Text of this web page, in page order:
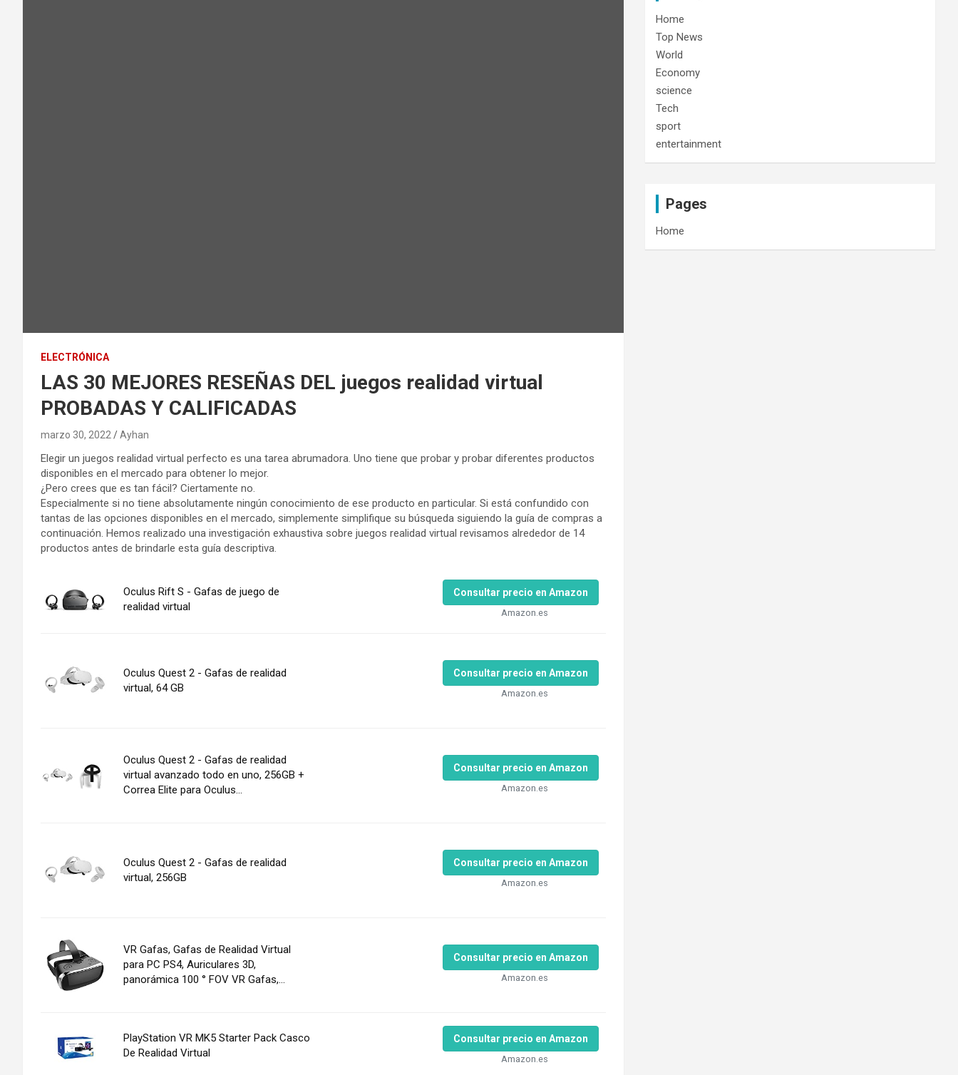
ELECTRÓNICA
LAS 30 MEJORES RESEÑAS DEL juegos realidad virtual
PROBADAS Y CALIFICADAS
marzo 30, 2022 Ayhan
Elegir un juegos realidad virtual perfecto es una tarea abrumadora. Uno tiene que probar y probar diferentes productos
disponibles en el mercado para obtener lo mejor.
¿Pero crees que es tan fácil? Ciertamente no.
Especialmente si no tiene absolutamente ningún conocimiento de ese producto en particular. Si está confundido con
tantas de las opciones disponibles en el mercado, simplemente simplifique su búsqueda siguiendo la guía de compras a
continuación. Hemos realizado una investigación exhaustiva sobre juegos realidad virtual revisamos alrededor de 14
productos antes de brindarle esta guía descriptiva.
Oculus Rift S - Gafas de juego de
realidad virtual
Consultar precio en Amazon
Amazon.es
Oculus Quest 2 - Gafas de realidad
virtual, 64 GB
Consultar precio en Amazon
Amazon.es
Oculus Quest 2 - Gafas de realidad
virtual avanzado todo en uno, 256GB +
Correa Elite para Oculus...
Consultar precio en Amazon
Amazon.es
Oculus Quest 2 - Gafas de realidad
virtual, 256GB
Consultar precio en Amazon
Amazon.es
VR Gafas, Gafas de Realidad Virtual
para PC PS4, Auriculares 3D,
panorámica 100 ° FOV VR Gafas,...
Consultar precio en Amazon
Amazon.es
PlayStation VR MK5 Starter Pack Casco
De Realidad Virtual
Consultar precio en Amazon
Amazon.es
Home
Top News
World
Economy
science
Tech
sport
entertainment
Pages
Home